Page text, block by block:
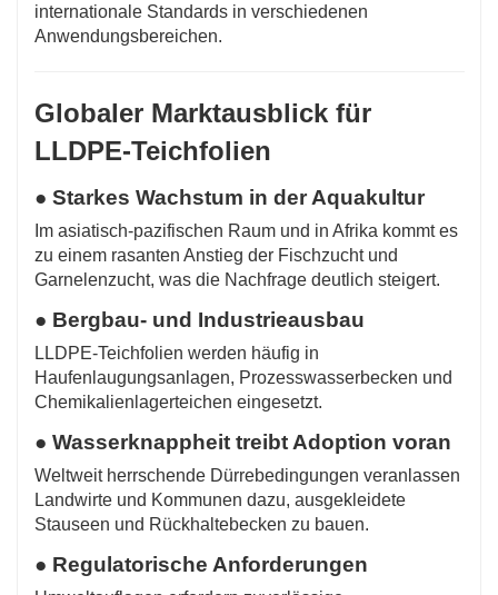
internationale Standards in verschiedenen
Anwendungsbereichen.
Globaler Marktausblick für
LLDPE-Teichfolien
● Starkes Wachstum in der Aquakultur
Im asiatisch-pazifischen Raum und in Afrika kommt es
zu einem rasanten Anstieg der Fischzucht und
Garnelenzucht, was die Nachfrage deutlich steigert.
● Bergbau- und Industrieausbau
LLDPE-Teichfolien werden häufig in
Haufenlaugungsanlagen, Prozesswasserbecken und
Chemikalienlagerteichen eingesetzt.
● Wasserknappheit treibt Adoption voran
Weltweit herrschende Dürrebedingungen veranlassen
Landwirte und Kommunen dazu, ausgekleidete
Stauseen und Rückhaltebecken zu bauen.
● Regulatorische Anforderungen